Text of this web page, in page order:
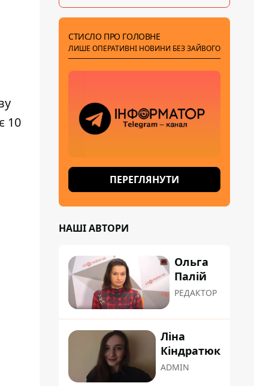
10
СТИСЛО ПРО ГОЛОВНЕ
ЛИШЕ ОПЕРАТИВНІ НОВИНИ БЕЗ ЗАЙВОГО
ПЕРЕГЛЯНУТИ
НАШІ АВТОРИ
Ольга
Палій
РЕДАКТОР
Ліна
Кіндратюк
ADMIN